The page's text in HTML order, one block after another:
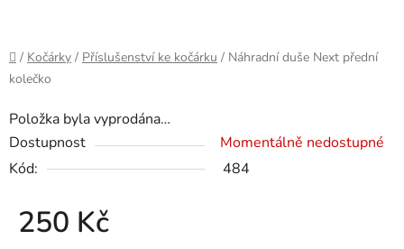
Domů
/ Kočárky / Příslušenství ke kočárku / Náhradní duše Next přední
kolečko
Položka byla vyprodána…
Dostupnost
Momentálně nedostupné
Kód:
484
250 Kč